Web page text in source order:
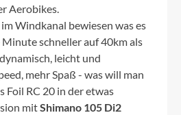
Aerobikes.
Windkanal bewiesen was es
Minute schneller auf 40km als
leicht und
mehr Spaß - was will man
Foil RC 20 in der etwas
mitShimano 105 Di2